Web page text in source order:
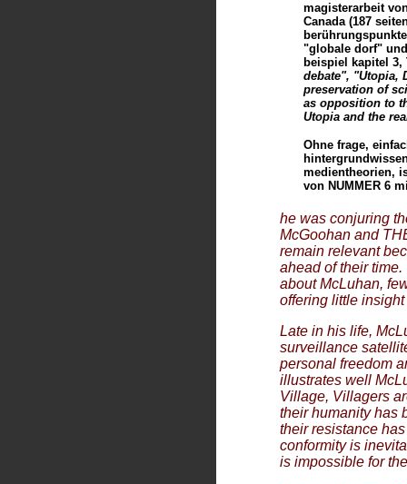
magisterarbeit
Canada (187
"globale dorf"
beispiel kapitel 3,
debate", "Utopia,
preservation of
as opposition to
Utopia and the
Ohne frage,
medientheorien,
von NUMMER 6
he was conjuring
McGoohan and
remain relevant
ahead of their
about McLuhan,
offering little
Late in his life,
surveillance
personal freedom
illustrates well
Village, Villagers
their humanity has
their resistance
conformity is
is impossible for